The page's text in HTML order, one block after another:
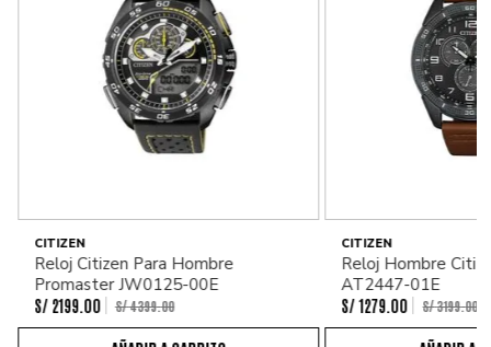
CITIZEN
Reloj Citizen Para Hombre
Promaster JW0125-00E
S/ 2199. 00 S/4399.00
CITIZEN
Reloj Hombre
AT2447-01E
S/ 1279 00 S/3199.00